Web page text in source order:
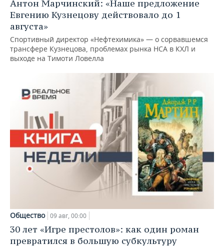
Антон Марчинский: «Наше предложение
Евгению Кузнецову действовало до 1
августа»
Спортивный директор «Нефтехимика» — о сорвавшемся
трансфере Кузнецова, проблемах рынка НСА в КХЛ и
выходе на Тимоти Ловелла
Общество 09 авг, 00:00
30 лет «Игре престолов»: как один роман
превратился в большую субкультуру